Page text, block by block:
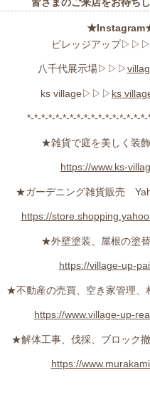
ビレッジアップ▷▷▷
八千代展示場▷▷▷
ks village▷▷▷ ks
*-*-*-*-*-*-*-*-*-*-*-*-*-*-*-*-
★雑貨で庭を美しく装
https://www.ks-
★ガーデニング雑貨販売
https://
★外壁塗装、屋根の塗
https://village-up-
★不動産の売買、空き家管理、
https://www.village-up-
★解体工事、伐採、ブロック
https://